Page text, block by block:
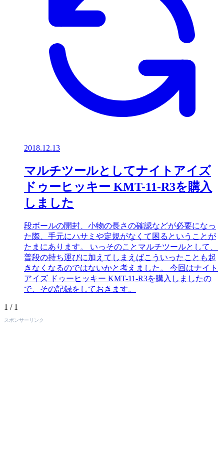
2018.12.13
マルチツールとしてナイトアイズ
ドゥーヒッキー KMT-11-R3を購入
しました
段ボールの開封、小物の長さの確認などが必要になっ
た際、手元にハサミや定規がなくて困るということが
たまにあります。 いっそのことマルチツールとして、
普段の持ち運びに加えてしまえばこういったことも起
きなくなるのではないかと考えました。 今回はナイト
アイズ ドゥーヒッキー KMT-11-R3を購入しましたの
で、その記録をしておきます。
1 / 1
スポンサーリンク